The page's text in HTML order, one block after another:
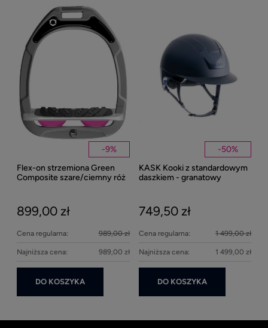
-9%
Flex-on strzemiona Green
Composite szare/ciemny róż
899,00 zł
Cena regularna: 989,00 zł
Najniższa cena: 989,00 zł
DO KOSZYKA
-50%
KASK Kooki z standardowym
daszkiem - granatowy
749,50 zł
Cena regularna: 1 499,00 zł
Najniższa cena: 1 499,00 zł
DO KOSZYKA